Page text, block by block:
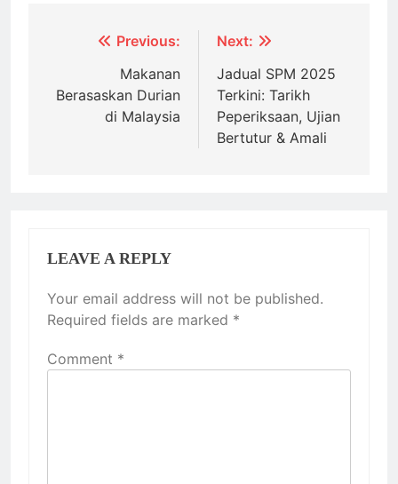
navigation
Previous:
Makanan
Berasaskan Durian
di Malaysia
Next:
Jadual SPM 2025
Terkini: Tarikh
Peperiksaan, Ujian
Bertutur & Amali
LEAVE A REPLY
Your email address will not be published.
Required fields are marked *
Comment *